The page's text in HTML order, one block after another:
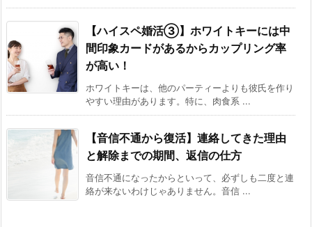
【ハイスペ婚活③】ホワイトキーには中
間印象カードがあるからカップリング率
が高い！
ホワイトキーは、他のパーティーよりも彼氏を作り
やすい理由があります。特に、肉食系 ...
【音信不通から復活】連絡してきた理由
と解除までの期間、返信の仕方
音信不通になったからといって、必ずしも二度と連
絡が来ないわけじゃありません。音信 ...